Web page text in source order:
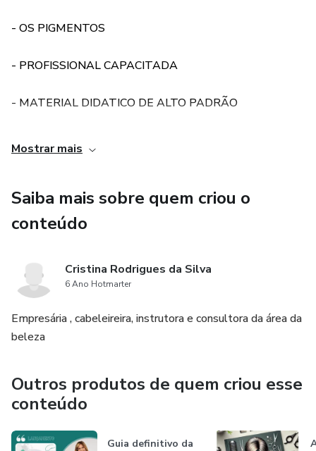
- OS PIGMENTOS
- PROFISSIONAL CAPACITADA
- MATERIAL DIDATICO DE ALTO PADRÃO
Mostrar mais
Saiba mais sobre quem criou o
conteúdo
Cristina Rodrigues da Silva
6 Ano Hotmarter
Empresária , cabeleireira, instrutora e consultora da área da
beleza
Outros produtos de quem criou esse
conteúdo
Guia definitivo da